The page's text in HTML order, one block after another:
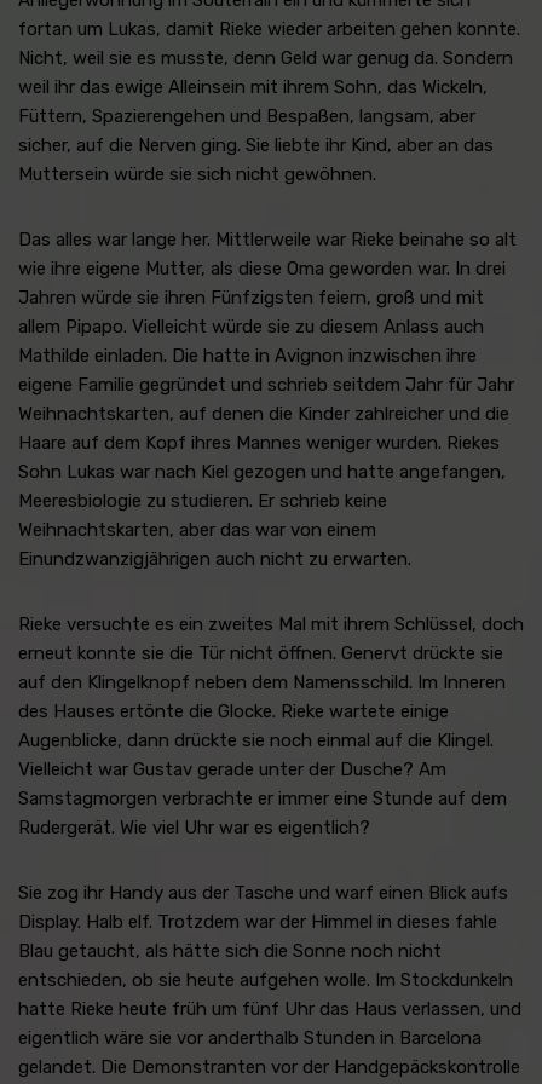
fortan um Lukas, damit Rieke wieder arbeiten gehen konnte.
Nicht, weil sie es musste, denn Geld war genug da. Sondern
weil ihr das ewige Alleinsein mit ihrem Sohn, das Wickeln,
Füttern, Spazierengehen und Bespaßen, langsam, aber
sicher, auf die Nerven ging. Sie liebte ihr Kind, aber an das
Muttersein würde sie sich nicht gewöhnen.
Das alles war lange her. Mittlerweile war Rieke beinahe so alt
wie ihre eigene Mutter, als diese Oma geworden war. In drei
Jahren würde sie ihren Fünfzigsten feiern, groß und mit
allem Pipapo. Vielleicht würde sie zu diesem Anlass auch
Mathilde einladen. Die hatte in Avignon inzwischen ihre
eigene Familie gegründet und schrieb seitdem Jahr für Jahr
Weihnachtskarten, auf denen die Kinder zahlreicher und die
Haare auf dem Kopf ihres Mannes weniger wurden. Riekes
Sohn Lukas war nach Kiel gezogen und hatte angefangen,
Meeresbiologie zu studieren. Er schrieb keine
Weihnachtskarten, aber das war von einem
Einundzwanzigjährigen auch nicht zu erwarten.
Rieke versuchte es ein zweites Mal mit ihrem Schlüssel, doch
erneut konnte sie die Tür nicht öffnen. Genervt drückte sie
auf den Klingelknopf neben dem Namensschild. Im Inneren
des Hauses ertönte die Glocke. Rieke wartete einige
Augenblicke, dann drückte sie noch einmal auf die Klingel.
Vielleicht war Gustav gerade unter der Dusche? Am
Samstagmorgen verbrachte er immer eine Stunde auf dem
Rudergerät. Wie viel Uhr war es eigentlich?
Sie zog ihr Handy aus der Tasche und warf einen Blick aufs
Display. Halb elf. Trotzdem war der Himmel in dieses fahle
Blau getaucht, als hätte sich die Sonne noch nicht
entschieden, ob sie heute aufgehen wolle. Im Stockdunkeln
hatte Rieke heute früh um fünf Uhr das Haus verlassen, und
eigentlich wäre sie vor anderthalb Stunden in Barcelona
gelandet. Die Demonstranten vor der Handgepäckskontrolle